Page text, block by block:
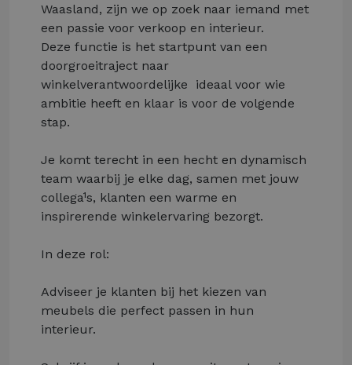
Waasland, zijn we op zoek naar iemand met
een passie voor verkoop en interieur.
Deze functie is het startpunt van een
doorgroeitraject naar
winkelverantwoordelijke ­ ideaal voor wie
ambitie heeft en klaar is voor de volgende
stap.
Je komt terecht in een hecht en dynamisch
team waarbij je elke dag, samen met jouw
collega¹s, klanten een warme en
inspirerende winkelervaring bezorgt.
In deze rol:
Adviseer je klanten bij het kiezen van
meubels die perfect passen in hun
interieur.